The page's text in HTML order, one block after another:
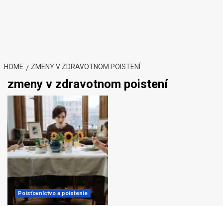
HOME ZMENY V ZDRAVOTNOM POISTENÍ
zmeny v zdravotnom poistení
Poisťovníctvo a poistenie